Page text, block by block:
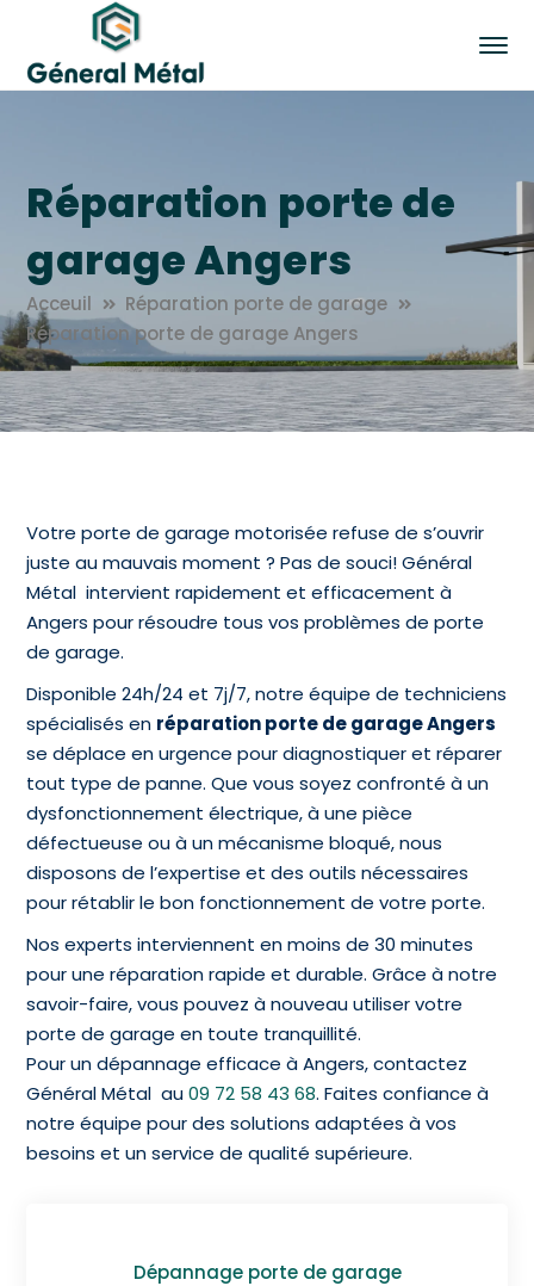
Réparation porte de
garage Angers
Acceuil
Réparation porte de garage
Réparation porte de garage Angers
Votre porte de garage motorisée refuse de s’ouvrir
juste au mauvais moment ? Pas de souci! Général
Métal intervient rapidement et efficacement à
Angers pour résoudre tous vos problèmes de porte
de garage.
Disponible 24h/24 et 7j/7, notre équipe de techniciens
spécialisés en réparation porte de garage Angers
se déplace en urgence pour diagnostiquer et réparer
tout type de panne. Que vous soyez confronté à un
dysfonctionnement électrique, à une pièce
défectueuse ou à un mécanisme bloqué, nous
disposons de l’expertise et des outils nécessaires
pour rétablir le bon fonctionnement de votre porte.
Nos experts interviennent en moins de 30 minutes
pour une réparation rapide et durable. Grâce à notre
savoir-faire, vous pouvez à nouveau utiliser votre
porte de garage en toute tranquillité.
Pour un dépannage efficace à Angers, contactez
Général Métal au09 72 58 43 68. Faites confiance à
notre équipe pour des solutions adaptées à vos
besoins et un service de qualité supérieure.
Dépannage porte de garage